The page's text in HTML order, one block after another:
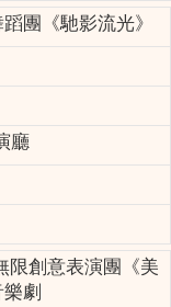
團《馳影流光》
廳
限創意表演團《美
劇